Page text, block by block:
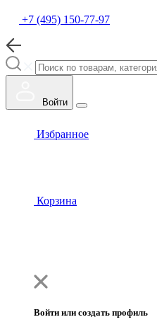
+7 (495) 150-77-97
Войти
Избранное
Корзина
Войти или создать профиль